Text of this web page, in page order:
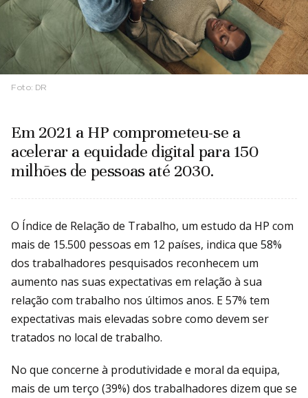
Foto: DR
Em 2021 a HP comprometeu-se a
acelerar a equidade digital para 150
milhões de pessoas até 2030.
O Índice de Relação de Trabalho, um estudo da HP com
mais de 15.500 pessoas em 12 países, indica que 58%
dos trabalhadores pesquisados reconhecem um
aumento nas suas expectativas em relação à sua
relação com trabalho nos últimos anos. E 57% tem
expectativas mais elevadas sobre como devem ser
tratados no local de trabalho.
No que concerne à produtividade e moral da equipa,
mais de um terço (39%) dos trabalhadores dizem que se